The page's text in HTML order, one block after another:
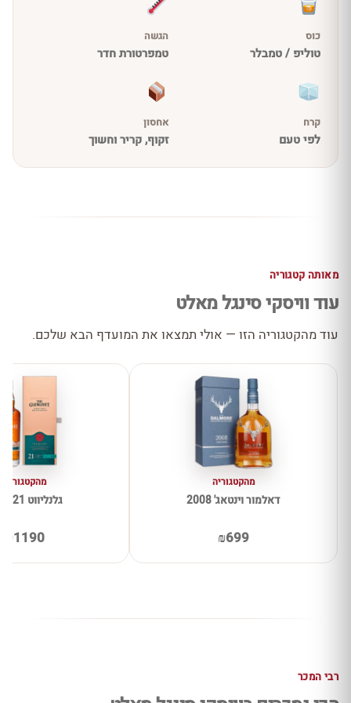
כוס
טוליפ / טמבלר
הגשה
טמפרטורת חדר
קרח
לפי טעם
אחסון
זקוף, קריר וחשוך
מאותה קטגוריה
עוד וויסקי סינגל מאלט
עוד מהקטגוריה הזו — אולי תמצאו את המועדף הבא שלכם.
מהקטגוריה
דאלמור וינטאג' 2008
₪699
מהקטגוריה
גלנליווט 21 שנים
₪1190
רבי המכר